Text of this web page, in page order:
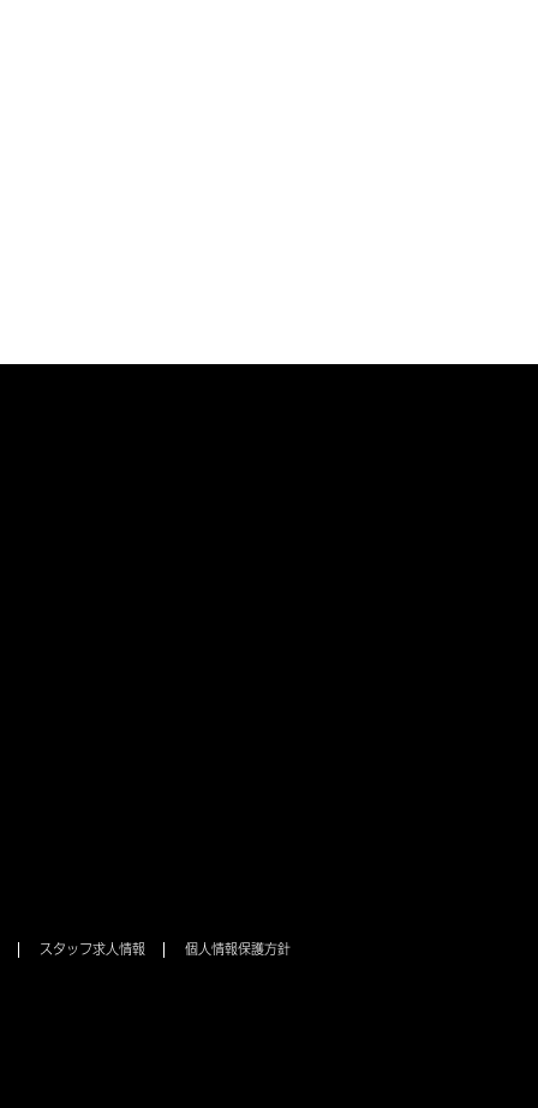
スタッフ求人情報 個人情報保護方針